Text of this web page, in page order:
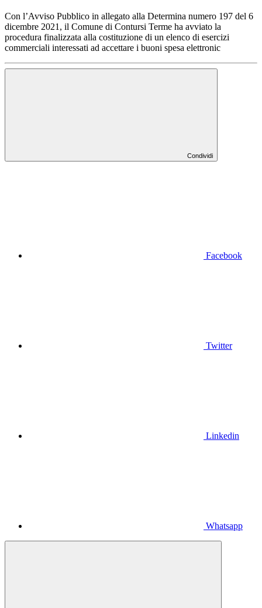
Con l’Avviso Pubblico in allegato alla Determina numero 197 del 6
dicembre 2021, il Comune di Contursi Terme ha avviato la
procedura finalizzata alla costituzione di un elenco di esercizi
commerciali interessati ad accettare i buoni spesa elettronic
Condividi
Facebook
Twitter
Linkedin
Whatsapp